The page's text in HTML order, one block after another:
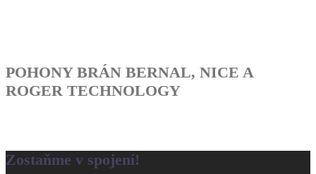
POHONY BRÁN BERNAL, NICE A
ROGER TECHNOLOGY
Zostaňme v spojení!